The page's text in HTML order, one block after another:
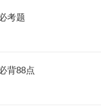
考题
背88点